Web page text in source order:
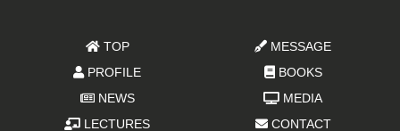
TOP
MESSAGE
PROFILE
BOOKS
NEWS
MEDIA
LECTURES
CONTACT